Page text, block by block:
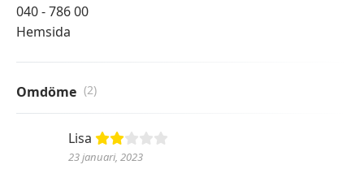
040 - 786 00
Hemsida
Omdöme (2)
Lisa
23 januari, 2023